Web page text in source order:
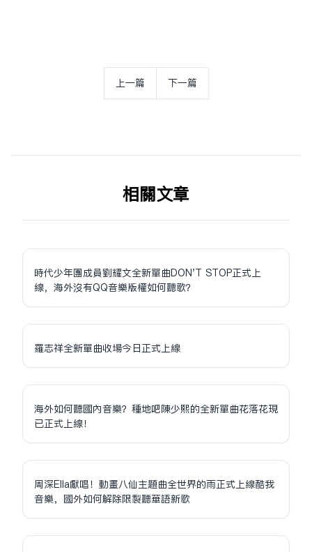
上一篇 下一篇
相关文章
時代少年團成員劉耀文全新單曲DON'T STOP正式上
線，海外沒有QQ音樂版權如何聽歌？
羅志祥全新單曲收場今日正式上線
海外如何聽國內音樂？種地吧陳少熙的全新單曲花落花現
已正式上線！
周深Ella獻唱！動畫八仙主題曲全世界的雨正式上線酷我
音樂，國外如何解除限制聽華語新歌